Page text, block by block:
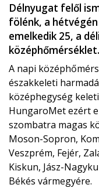
Délnyugat felől
fölénk, a
emelkedik 25, a
középhőmérséklet.
A napi
északkeleti
középhegység
HungaroMet ezért
szombatra magas
Moson-Sopron,
Veszprém, Fejér,
Kiskun, Jász-
Békés vármegyére.